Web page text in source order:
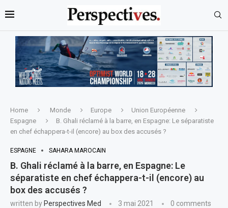
Home Monde Europe
Union Européenne
Espagne
B. Ghali réclamé à la barre, en Espagne: Le séparatiste
en chef échappera-t-il (encore) au box des accusés ?
ESPAGNE SAHARA MAROCAIN
B. Ghali réclamé à la barre, en Espagne: Le
séparatiste en chef échappera-t-il (encore) au
box des accusés ?
written by Perspectives Med 3 mai 2021 0 comments